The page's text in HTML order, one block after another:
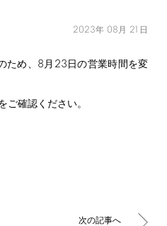
2023年 08 月 21 日
ため、 8月 23 日の営業時間を変
ご確認ください。
次の記事へ